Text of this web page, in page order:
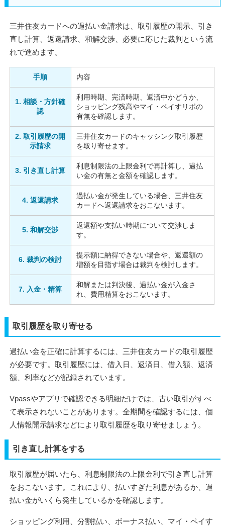
三井住友カードへの過払い金請求は、取引履歴の開示、引き
直し計算、返還請求、和解交渉、必要に応じた裁判という流
れで進めます。
手順 内容
1. 相談・方針確
認
利用時期、完済時期、返済中かどうか、
ショッピング残高やマイ・ペイすリボの
有無を確認します。
2. 取引履歴の開
示請求
三井住友カードのキャッシング取引履歴
を取り寄せます。
3. 引き直し計算
利息制限法の上限金利で再計算し、過払
い金の有無と金額を確認します。
4. 返還請求
過払い金が発生している場合、三井住友
カードへ返還請求をおこないます。
5. 和解交渉
返還額や支払い時期について交渉しま
す。
6. 裁判の検討
提示額に納得できない場合や、返還額の
増額を目指す場合は裁判を検討します。
7. 入金・精算
和解または判決後、過払い金が入金さ
れ、費用精算をおこないます。
取引履歴を取り寄せる
過払い金を正確に計算するには、三井住友カードの取引履歴
が必要です。取引履歴には、借入日、返済日、借入額、返済
額、利率などが記録されています。
Vpassやアプリで確認できる明細だけでは、古い取引がすべ
て表示されないことがあります。全期間を確認するには、個
人情報開示請求などにより取引履歴を取り寄せましょう。
引き直し計算をする
取引履歴が届いたら、利息制限法の上限金利で引き直し計算
をおこないます。これにより、払いすぎた利息があるか、過
払い金がいくら発生しているかを確認します。
ショッピング利用、分割払い、ボーナス払い、マイ・ペイす